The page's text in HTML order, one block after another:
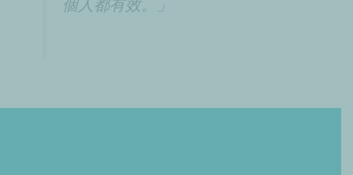
個人都有效。」